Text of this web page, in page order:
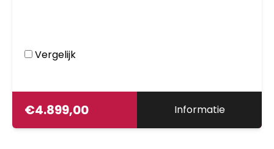
Vergelijk
€4.899,00 Informatie